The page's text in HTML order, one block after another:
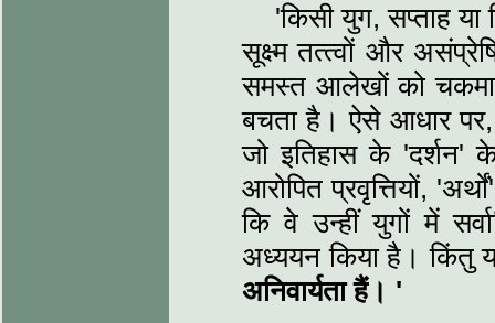
'किसी युग, सप्‍ताह
सूक्ष्‍म तत्‍त्वों और
समस्‍त आलेखों को
बचता है। ऐसे आधार
जो इतिहास के 'दर्शन' के
आरोपित प्रवृत्तियों,
कि वे उन्‍हीं युगों में
अध्‍ययन किया है। किंतु
अनिवार्यता हैं। '